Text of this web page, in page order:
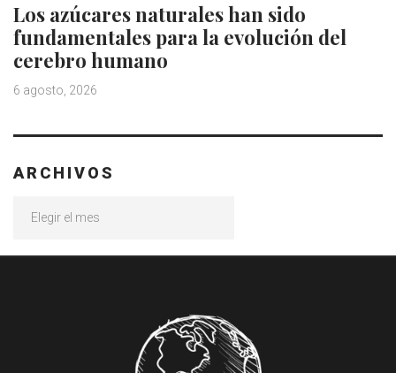
Los azúcares naturales han sido
fundamentales para la evolución del
cerebro humano
6 agosto, 2026
ARCHIVOS